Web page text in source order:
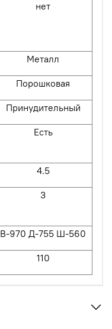
нет
Металл
Порошковая
Принудительный
Есть
4.5
3
В-970 Д-755 Ш-560
110